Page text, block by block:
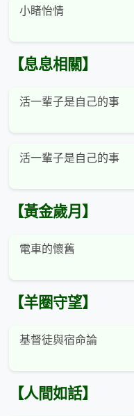
小睹怡情
【息息相關】
活一輩子是自己的事
活一輩子是自己的事
【黃金歲月】
電車的懷舊
【羊圈守望】
基督徒與宿命論
【人間如話】